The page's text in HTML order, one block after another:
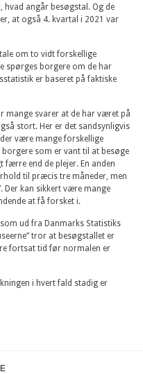
hvad angår besøgstal. Og de
at også 4. kvartal i 2021 var
om to vidt forskellige
spørges borgere om de har
er baseret på faktiske
mange svarer at de har været på
stort. Her er det sandsynligvis
være mange forskellige
som er vant til at besøge
end de plejer. En anden
til præcis tre måneder, men
Der kan sikkert være mange
at få forsket i.
ud fra Danmarks Statistiks
tror at besøgstallet er
fortsat tid før normalen er
i hvert fald stadig er